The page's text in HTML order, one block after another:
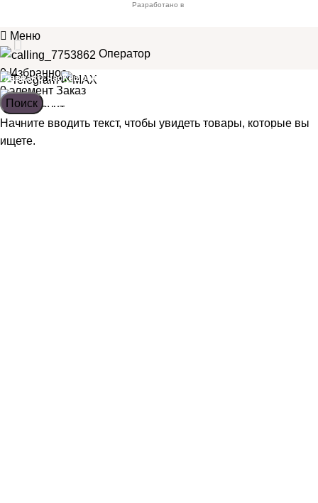
Разработано в
Поиск
Начните вводить текст, чтобы увидеть товары, которые вы
ищете.
Поиск
ГлавнаяО насКешбэк
Бизнес партнёрство
Меню
Оператор
0Избранное
0элемент Заказ
Мой аккаунт